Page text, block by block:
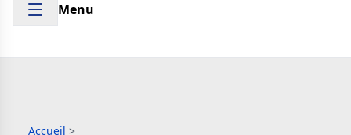
Menu
Accueil >